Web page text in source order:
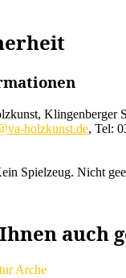
Klingenberger
holzkunst.de, Tel:
Spielzeug. Nicht
auch